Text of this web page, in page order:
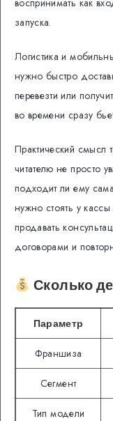
воспринимать как
запуска.
Логистика и
нужно быстро
перевезти или
во времени сразу
Практический смысл
читателю не просто
подходит ли ему
нужно стоять у
продавать
договорами и
Сколько
Параметр
Франшиза
Сегмент
Тип модели